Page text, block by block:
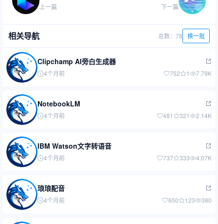
上一篇 下一篇
相关导航 总数：78 换一批
Clipchamp AI旁白生成器
4个月前 752 1 7.79K
NotebookLM
4个月前 481 321 2.14K
IBM Watson文字转语音
4个月前 737 333 4.07K
琅琅配音
4个月前 650 123 380